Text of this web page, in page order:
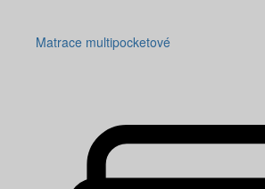
Matrace multipocketové